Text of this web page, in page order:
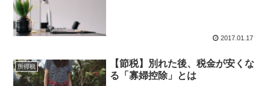
2017.01.17
所得税
【節税】別れた後、税金が安くな
る「寡婦控除」とは